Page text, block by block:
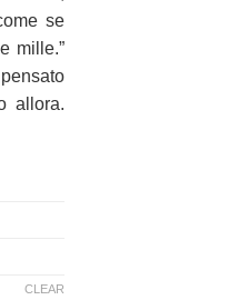
se
mille.”
allora.
CLEAR